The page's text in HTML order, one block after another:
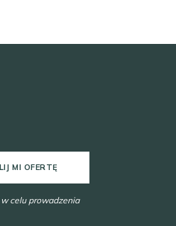
MI OFERTĘ
celu prowadzenia